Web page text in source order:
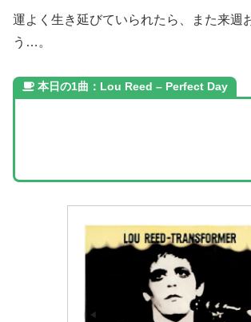
運よく生き延びていられたら、また来週
う…。
本日の1曲：Lou Reed – Perfect Day